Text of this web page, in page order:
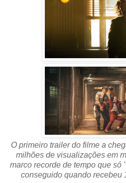
O primeiro trailer do filme a
milhões de visualizações em
marco recorde de tempo que só
conseguido quando recebeu